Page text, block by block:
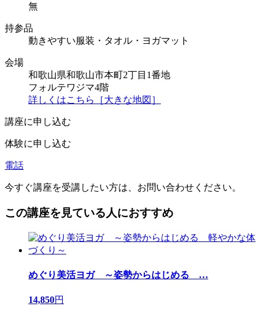
無
持参品
動きやすい服装・タオル・ヨガマット
会場
和歌山県和歌山市本町2丁目1番地
フォルテワジマ4階
詳しくはこちら［大きな地図］
講座に申し込む
体験に申し込む
電話
今すぐ講座を受講したい方は、お問い合わせください。
この講座を見ている人におすすめ
めぐり美活ヨガ ～姿勢からはじめる …
14,850円